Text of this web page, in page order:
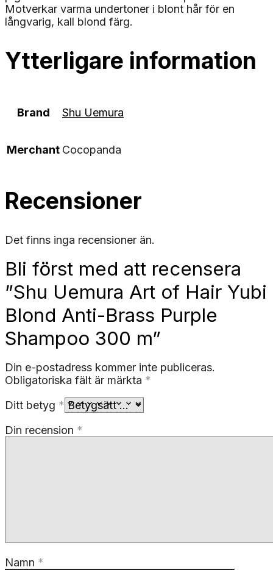
Motverkar varma undertoner i blont hår för en
långvarig, kall blond färg.
Ytterligare information
Brand Shu Uemura
Merchant Cocopanda
Recensioner
Det finns inga recensioner än.
Bli först med att recensera
”Shu Uemura Art of Hair Yubi
Blond Anti-Brass Purple
Shampoo 300 m”
Din e-postadress kommer inte publiceras.
Obligatoriska fält är märkta *
Ditt betyg *
Din recension *
Namn *